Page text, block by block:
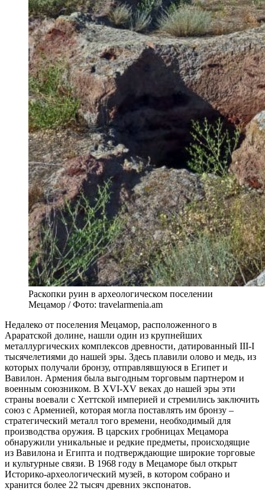
Раскопки руин в археологическом поселении
Мецамор / Фото: travelarmenia.am
Недалеко от поселения Мецамор, расположенного в
Араратской долине, нашли один из крупнейших
металлургических комплексов древности, датированный III-I
тысячелетиями до нашей эры. Здесь плавили олово и медь, из
которых получали бронзу, отправлявшуюся в Египет и
Вавилон. Армения была выгодным торговым партнером и
военным союзником. В XVI-XV веках до нашей эры эти
страны воевали с Хеттской империей и стремились заключить
союз с Арменией, которая могла поставлять им бронзу –
стратегический металл того времени, необходимый для
производства оружия. В царских гробницах Мецамора
обнаружили уникальные и редкие предметы, происходящие
из Вавилона и Египта и подтверждающие широкие торговые
и культурные связи. В 1968 году в Мецаморе был открыт
Историко-археологический музей, в котором собрано и
хранится более 22 тысяч древних экспонатов.